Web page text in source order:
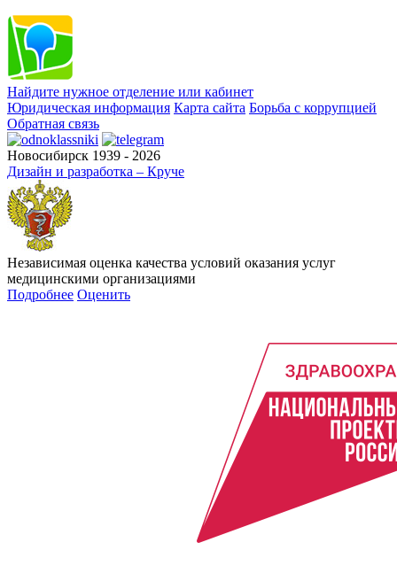
Найдите нужное отделение или кабинет
Юридическая информация Карта сайта Борьба с коррупцией
Обратная связь
Новосибирск 1939 - 2026
Дизайн и разработка – Круче
Независимая оценка качества условий оказания услуг
медицинскими организациями
Подробнее Оценить